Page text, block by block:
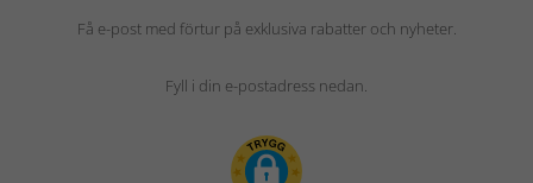
Få e-post med förtur på exklusiva rabatter och nyheter.
Fyll i din e-postadress nedan.